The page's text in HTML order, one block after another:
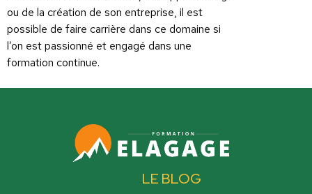
ou de la création de son entreprise, il est
possible de faire carrière dans ce domaine si
l’on est passionné et engagé dans une
formation continue.
LE BLOG